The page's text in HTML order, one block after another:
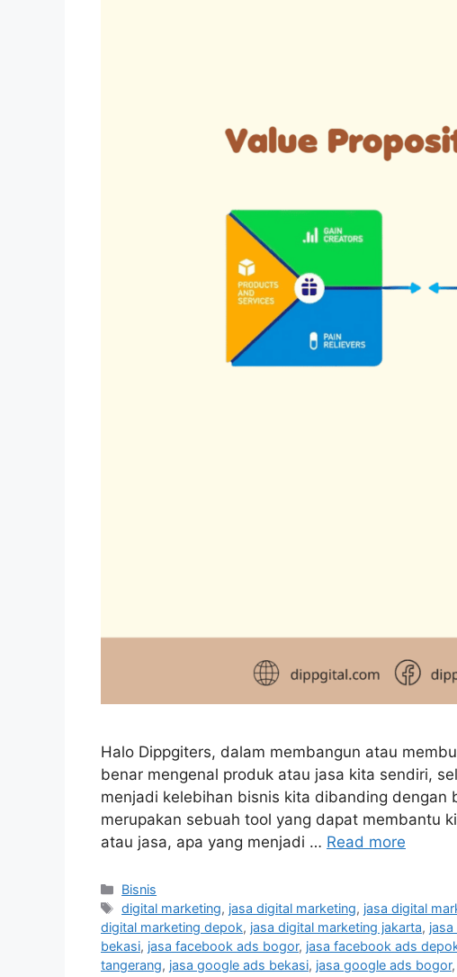
Halo Dippgiters, dalam membangun atau
benar mengenal produk atau jasa kita sendiri,
menjadi kelebihan bisnis kita dibanding dengan
merupakan sebuah tool yang dapat membantu
atau jasa, apa yang menjadi … Read more
Bisnis
digital marketing, jasa digital marketing, jasa digital
digital marketing depok, jasa digital marketing jakarta,
bekasi, jasa facebook ads bogor, jasa facebook ads
tangerang, jasa google ads bekasi, jasa google ads bogor,